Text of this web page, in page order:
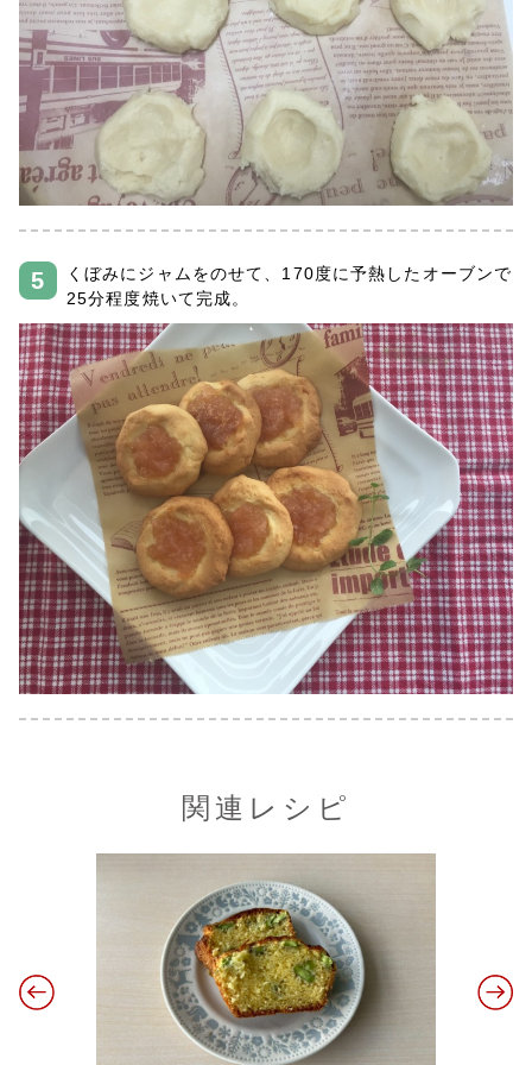
くぼみにジャムをのせて、170度に予熱したオーブンで
25分程度焼いて完成。
関連レシピ